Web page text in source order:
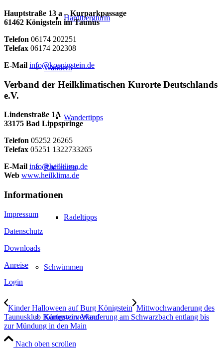
Hardtbergturm
Wandern
Wandertipps
Radfahren
Radeltipps
Schwimmen
Kartenvorverkauf
Hauptstraße 13 a – Kurparkpassage
61462 Königstein im Taunus
Telefon 06174 202251
Telefax 06174 202308
E-Mail info@koenigstein.de
Verband der Heilklimatischen Kurorte Deutschlands
e.V.
Lindenstraße 1A
33175 Bad Lippspringe
Telefon 05252 26265
Telefax 05251 1322733265
E-Mail info@heilklima.de
Web www.heilklima.de
Informationen
Impressum
Datenschutz
Downloads
Anreise
Login
Kinder Halloween auf Burg Königstein Mittwochwanderung des
Taunusklub Königstein: Wanderung am Schwarzbach entlang bis
zur Mündung in den Main
Nach oben scrollen